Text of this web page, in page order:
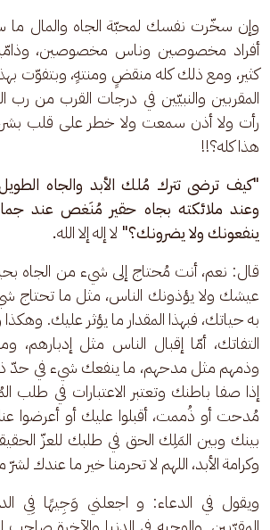
وإن سخّرت نفسك لمحبّة الجاه والمال
أفراد مخصوصين وناس مخصوصين،
كثير، ومع ذلك كله منقضٍ ومنتهٍ، وبتفوّت
المقربين والنبيّين في درجات القرب من رب
رأت ولا أذن سمعت ولا خطر على قلب
هذا كله؟!!
"كيف ترضى تترك مُلك الأبد والجاه
وعند ملائكته بجاه حقير مُنَغص عند
ينفعونك ولا يضرونك؟" لا إله إلا الله.
قال: نعم، أنت مُحتاج إلى شيء من الجاه
عيشك ولا يؤذونك الناس، مثل ما تحتاج
به حياتك، فبهذا المقدار ما يؤثر عليك.
التفاتك، أمّا إقبال الناس مثل
وذمهم مثل مدحهم، ما ينفعك شيء في حدّ
إذا صفا باطنك وتعتبر الاعتبارات في طلب
مُدحت أو ذُممت، أقبلوا عليك أو أعرضوا
بينك وبين المَلِك الحق في طلبك للعزّ
وكرامة الأبد، اللهم لا تحرمنا خير ما عندك لشرّ
ويقول في الدعاء: و اجعلني وَجِيهًا فِي